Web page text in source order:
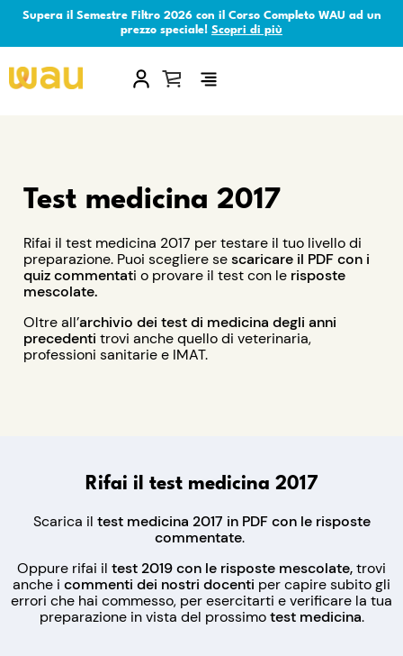
Supera il Semestre Filtro 2026 con il Corso Completo WAU ad un
prezzo speciale! Scopri di più
×
Test medicina 2017
Rifai il test medicina 2017 per testare il tuo livello di
preparazione. Puoi scegliere sescaricare il PDF con i
quiz commentati o provare il test con le risposte
mescolate.
Oltre all’archivio dei test di medicina degli anni
precedenti trovi anche quello di veterinaria,
professioni sanitarie e IMAT.
Rifai il test medicina 2017
Scarica il test medicina 2017 in PDF con le risposte
commentate.
Oppure rifai il test 2019 con le risposte mescolate,trovi
anche i commenti dei nostri docenti per capire subito gli
errori che hai commesso, per esercitarti e verificare la tua
preparazione in vista del prossimotest medicina.